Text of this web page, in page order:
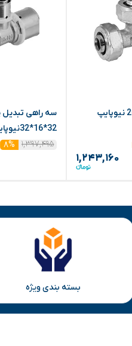
۱,۲۴۳,۱۶۰
سه راهی
32*16*32نیوپایپ
۱,۳۹۷,۴۹۵
۸%
بسته بندی ویژه